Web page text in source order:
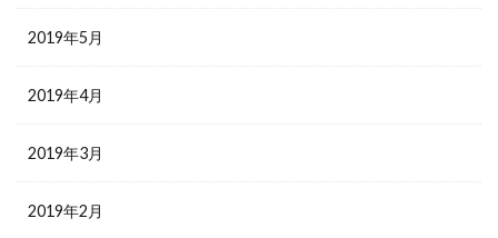
2019年5月
2019年4月
2019年3月
2019年2月